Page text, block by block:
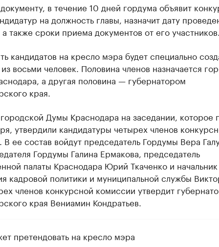
в течение 10 дней гордума объявит
на должность главы, назначит дату
также сроки приема документов от его
кандидатов на кресло мэра будет специально
восьми человек. Половина членов назначается
а другая половина — губернатором
края.
Думы Краснодара на заседании, которое
утвердили кандидатуры четырех членов
ее состав войдут председатель Гордумы Вера
Гордумы Галина Ермакова, председатель
палаты Краснодара Юрий Ткаченко и начальник
кадровой политики и муниципальной службы
членов конкурсной комиссии утвердит
края Вениамин Кондратьев.
претендовать на кресло мэра